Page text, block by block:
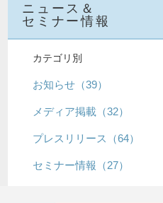
ニュース＆
セミナー情報
カテゴリ別
お知らせ（39）
メディア掲載（32）
プレスリリース（64）
セミナー情報（27）